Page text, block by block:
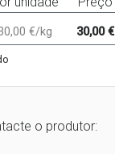
€/kg 30,00 €
o produtor: